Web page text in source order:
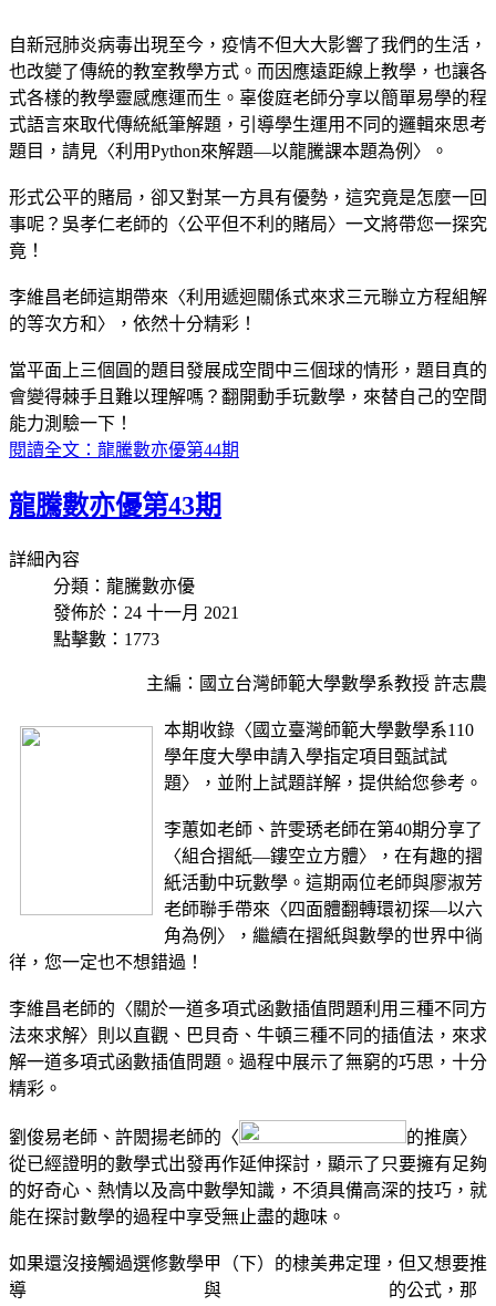
自新冠肺炎病毒出現至今，疫情不但大大影響了我們的生活，
也改變了傳統的教室教學方式。而因應遠距線上教學，也讓各
式各樣的教學靈感應運而生。辜俊庭老師分享以簡單易學的程
式語言來取代傳統紙筆解題，引導學生運用不同的邏輯來思考
題目，請見〈利用Python來解題—以龍騰課本題為例〉。
形式公平的賭局，卻又對某一方具有優勢，這究竟是怎麼一回
事呢？吳孝仁老師的〈公平但不利的賭局〉一文將帶您一探究
竟！
李維昌老師這期帶來〈利用遞迴關係式來求三元聯立方程組解
的等次方和〉，依然十分精彩！
當平面上三個圓的題目發展成空間中三個球的情形，題目真的
會變得棘手且難以理解嗎？翻開動手玩數學，來替自己的空間
能力測驗一下！
閱讀全文：龍騰數亦優第44期
龍騰數亦優第43期
詳細內容
分類：龍騰數亦優
發佈於：24 十一月 2021
點擊數：1773
主編：國立台灣師範大學數學系教授 許志農
本期收錄〈國立臺灣師範大學數學系110
學年度大學申請入學指定項目甄試試
題〉，並附上試題詳解，提供給您參考。
李蕙如老師、許雯琇老師在第40期分享了
〈組合摺紙—鏤空立方體〉，在有趣的摺
紙活動中玩數學。這期兩位老師與廖淑芳
老師聯手帶來〈四面體翻轉環初探—以六
角為例〉，繼續在摺紙與數學的世界中徜
徉，您一定也不想錯過！
李維昌老師的〈關於一道多項式函數插值問題利用三種不同方
法來求解〉則以直觀、巴貝奇、牛頓三種不同的插值法，來求
解一道多項式函數插值問題。過程中展示了無窮的巧思，十分
精彩。
劉俊易老師、許閎揚老師的〈
的推廣〉
從已經證明的數學式出發再作延伸探討，顯示了只要擁有足夠
的好奇心、熱情以及高中數學知識，不須具備高深的技巧，就
能在探討數學的過程中享受無止盡的趣味。
如果還沒接觸過選修數學甲（下）的棣美弗定理，但又想要推
導
與
的公式，那